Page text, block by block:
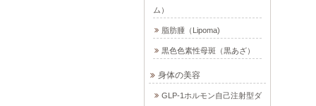
ム）
脂肪腫（Lipoma)
黒色色素性母斑（黒あざ）
身体の美容
GLP-1ホルモン自己注射型ダ